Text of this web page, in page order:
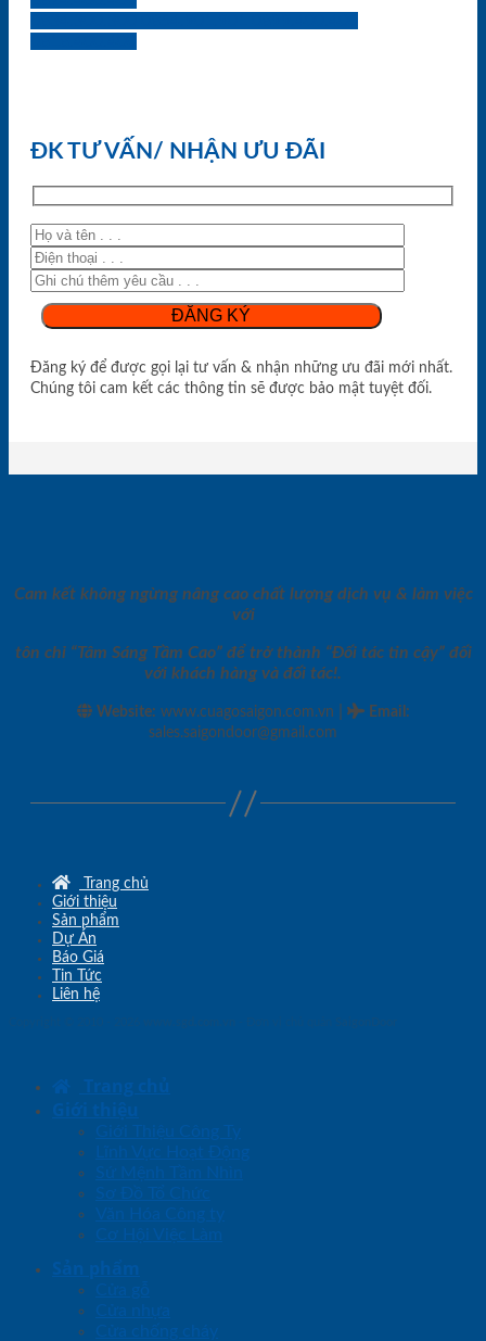
ĐK TƯ VẤN/ NHẬN ƯU ĐÃI
Đăng ký để được gọi lại tư vấn & nhận những ưu đãi mới nhất.
Chúng tôi cam kết các thông tin sẽ được bảo mật tuyệt đối.
Cam kết không ngừng nâng cao chất lượng dịch vụ & làm việc
với
tôn chỉ “Tâm Sáng Tầm Cao” để trở thành “Đối tác tin cậy” đối
với khách hàng và đối tác!.
Website: www.cuagosaigon.com.vn Email :
sales.saigondoor@gmail.com
Trang chủ
Giới thiệu
Sản phẩm
Dự Án
Báo Giá
Tin Tức
Liên hệ
Trang chủ
Giới thiệu
Giới Thiệu Công Ty
Lĩnh Vực Hoạt Động
Sứ Mệnh Tầm Nhìn
Sơ Đồ Tổ Chức
Văn Hóa Công ty
Cơ Hội Việc Làm
Sản phẩm
Cửa gỗ
Cửa nhựa
Cửa chống cháy